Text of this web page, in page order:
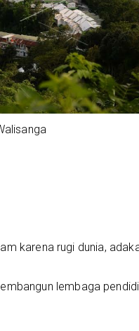
karena rugi dunia,
lembaga